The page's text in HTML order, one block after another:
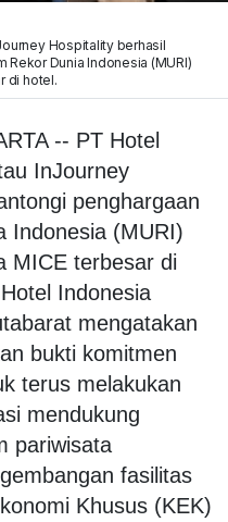
Hospitality berhasil
Dunia Indonesia (MURI)
di hotel.
-- PT Hotel
InJourney
penghargaan
Indonesia (MURI)
MICE terbesar di
Indonesia
mengatakan
bukti komitmen
terus melakukan
mendukung
pariwisata
fasilitas
Khusus (KEK)